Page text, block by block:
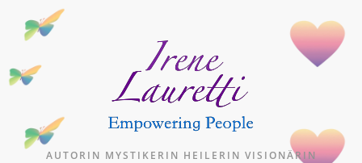
Inhalt
AUTORIN MYSTIKERIN HEILERIN VISIONÄRIN